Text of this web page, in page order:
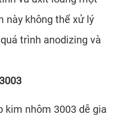
này không thể xử lý
trình anodizing và
kim nhôm 3003 dễ gia